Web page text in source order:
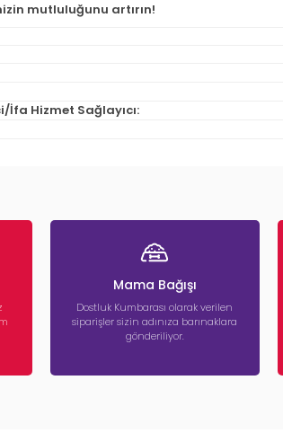
mutluluğunu artırın!
Hizmet Sağlayıcı:
Mama Bağışı
Dostluk Kumbarası olarak verilen
siparişler sizin adınıza barınaklara
gönderiliyor.